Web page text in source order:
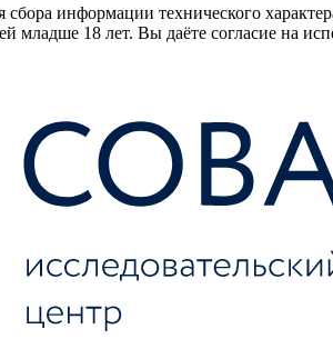
информации технического
младше 18 лет. Вы даёте согласие на